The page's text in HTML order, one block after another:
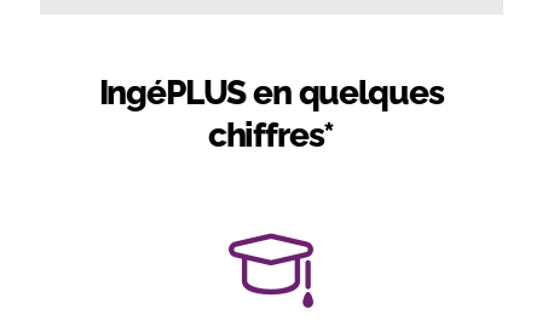
IngéPLUS en quelques
chiffres*